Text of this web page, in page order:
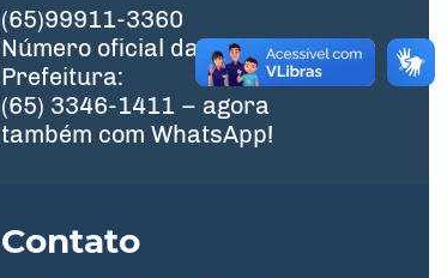
(65)99911-3360
Número oficial da
Prefeitura:
(65) 3346-1411 – agora
também com WhatsApp!
Contato